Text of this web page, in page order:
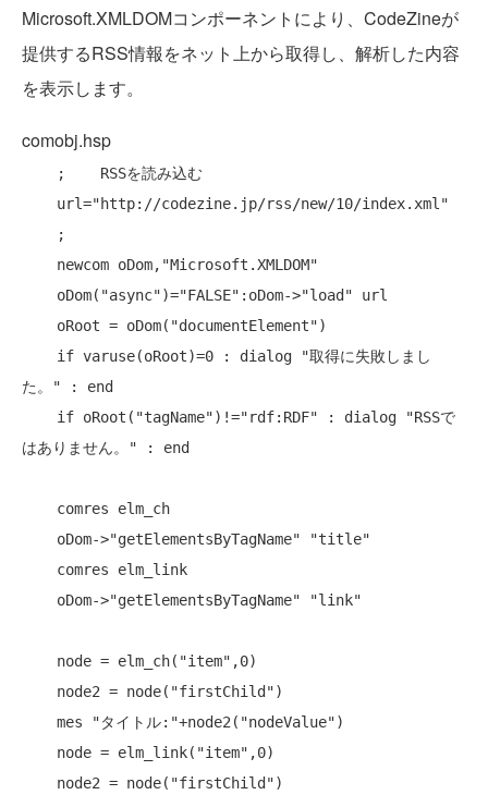
Microsoft.XMLDOMコンポーネントにより、CodeZineが
提供するRSS情報をネット上から取得し、解析した内容
を表示します。
comobj.hsp
    ;    RSSを読み込む
た。" : end
はありません。" : end